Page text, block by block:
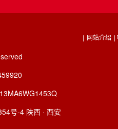
| 网站介绍 |
号-4 陕西 · 西安